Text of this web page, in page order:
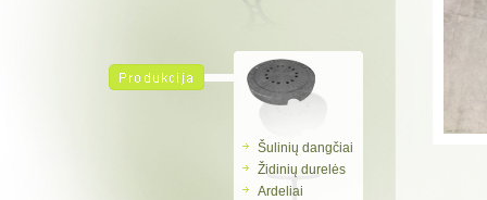
Šulinių dangčiai
Židinių durelės
Ardeliai